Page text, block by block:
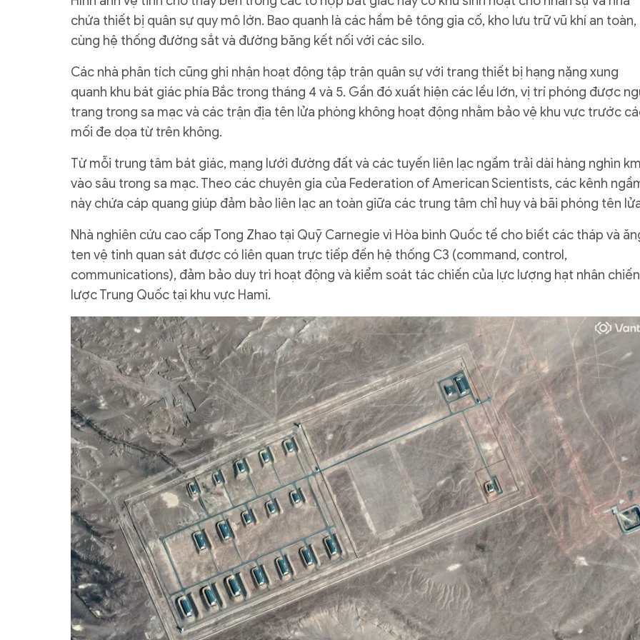
chứa thiết bị quân sự quy mô lớn. Bao quanh là các hầm bê tông gia cố, kho lưu trữ vũ khí an toàn,
cùng hệ thống đường sắt và đường băng kết nối với các silo.
Các nhà phân tích cũng ghi nhận hoạt động tập trận quân sự với trang thiết bị hạng nặng xung
quanh khu bát giác phía Bắc trong tháng 4 và 5. Gần đó xuất hiện các lều lớn, vị trí phóng được
trang trong sa mạc và các trận địa tên lửa phòng không hoạt động nhằm bảo vệ khu vực trước
mối đe dọa từ trên không.
Từ mỗi trung tâm bát giác, mạng lưới đường đất và các tuyến liên lạc ngầm trải dài hàng nghìn
vào sâu trong sa mạc. Theo các chuyên gia của Federation of American Scientists, các kênh
này chứa cáp quang giúp đảm bảo liên lạc an toàn giữa các trung tâm chỉ huy và bãi phóng tên
Nhà nghiên cứu cao cấp Tong Zhao tại Quỹ Carnegie vì Hòa bình Quốc tế cho biết các tháp và
ten vệ tinh quan sát được có liên quan trực tiếp đến hệ thống C3 (command, control,
communications), đảm bảo duy trì hoạt động và kiểm soát tác chiến của lực lượng hạt nhân chiến
lược Trung Quốc tại khu vực Hami.